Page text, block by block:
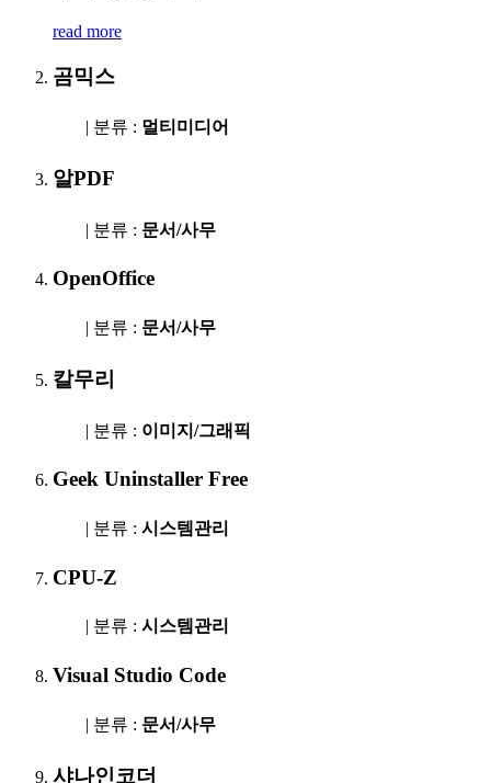
read more
곰믹스
| 분류 : 멀티미디어
알PDF
| 분류 : 문서/사무
OpenOffice
| 분류 : 문서/사무
칼무리
| 분류 : 이미지/그래픽
Geek Uninstaller Free
| 분류 : 시스템관리
CPU-Z
| 분류 : 시스템관리
Visual Studio Code
| 분류 : 문서/사무
샤나인코더